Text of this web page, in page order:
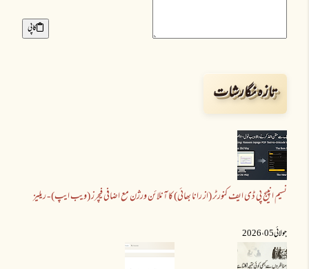
کاپی
تازہ نگارشات
نسیم انپیج پی ڈی ایف کنورٹر (از رانا بھائی) کا آنلائن ورژن مع اضافی فیچرز (ویب ایپ) - ریلیز
جولائی 05 ،2026